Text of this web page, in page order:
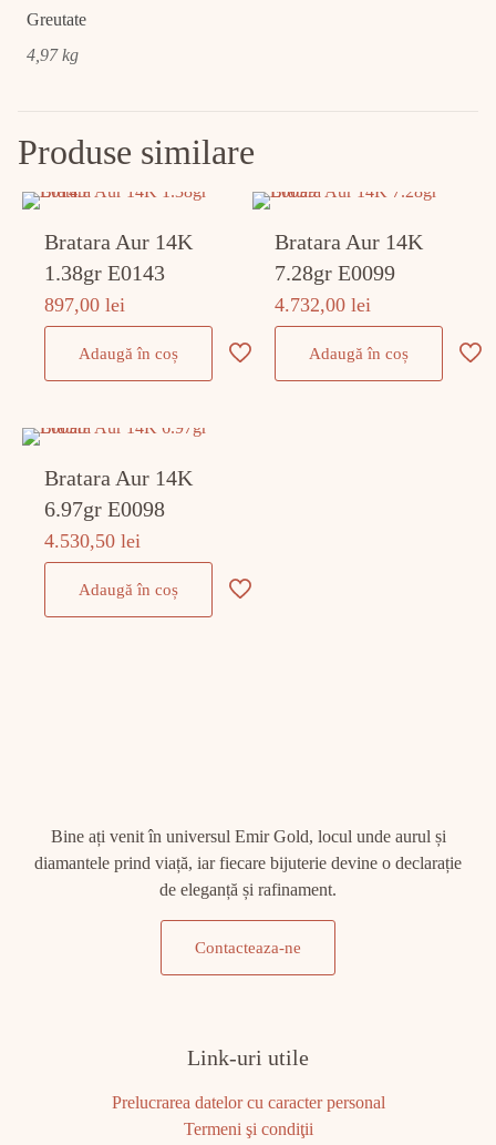
Greutate
4,97 kg
Produse similare
Bratara Aur 14K
1.38gr E0143
897,00lei
Adaugă în coș
Bratara Aur 14K
7.28gr E0099
4.732,00lei
Adaugă în coș
Bratara Aur 14K
6.97gr E0098
4.530,50lei
Adaugă în coș
Bine ați venit în universul Emir Gold, locul unde aurul și
diamantele prind viață, iar fiecare bijuterie devine o declarație
de eleganță și rafinament.
Contacteaza-ne
Link-uri utile
Prelucrarea datelor cu caracter personal
Termeni şi condiţii